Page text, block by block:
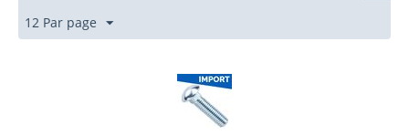
12 Par page